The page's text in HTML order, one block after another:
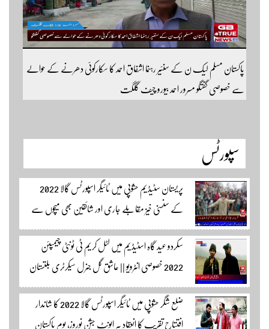
پاکستان مسلم لیک ن کے سنئیر رہنما اشفاق احمد کا سکارکوئی دھرنے کے حوالے
سے خصوصی گفتگو مسرور احمد بیورو چیف گلگت
سپورٹس
پریستان سٹیڈیم حشوپی میں ٹائیگر اسپورٹس گالا 2022
کے سنسنی خیز مقابلے جاری اور شائقین بھی میچوں سے
لطف اندوز ہو رہے ہیں۔ سجاد حسین نمائندہ شگر مکمل
وڈیوز دیکھنے لئے لئے لنک پر کلک کریں۔
سکردو عید گاہ اسٹیڈیم میں لٹل کریم ٹی ٹونٹی چیمپئن
2022 خصوصی انٹرویو || عاشق گل جنرل سیکرٹری بلتستان
کرکٹ ایسوسیشن کیمرہ مین یاور کمال کے ساتھ الطاف احمد
اسپورٹس ایڈیٹر سکردو مزید اپڈیٹس کے لئے ہمارے
ضلع شگر حشوپی میں ٹائیگر اسپورٹس گالا 2022 کا شاندار
افتتاح تقریب کا انعقاد یہ ایونٹ جشن نوروز، یوم پاکستان